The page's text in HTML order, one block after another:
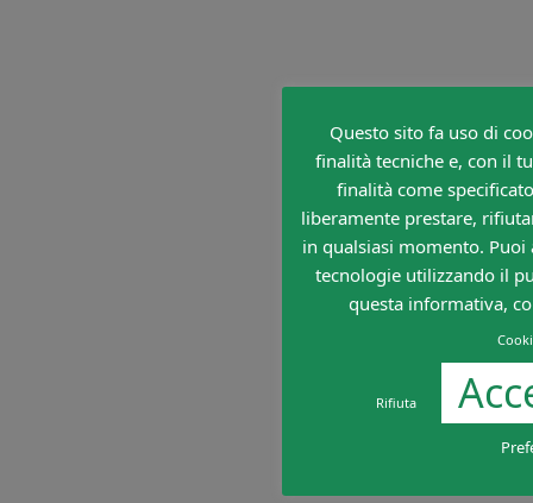
Questo sito fa uso di
finalità tecniche e, con il
finalità come
liberamente prestare,
in qualsiasi momento. Puoi
tecnologie utilizzando il
questa informativa,
Rifiuta